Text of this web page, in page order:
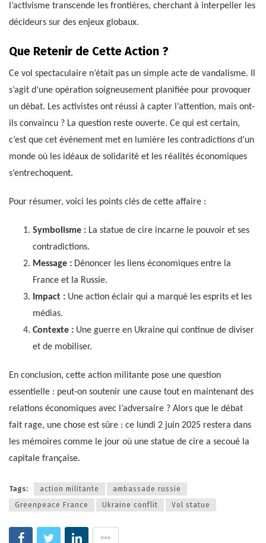
l’activisme transcende les frontières, cherchant à interpeller les
décideurs sur des enjeux globaux.
Que Retenir de Cette Action ?
Ce vol spectaculaire n’était pas un simple acte de vandalisme. Il
s’agit d’une opération soigneusement planifiée pour provoquer
un débat. Les activistes ont réussi à capter l’attention, mais ont-
ils convaincu ? La question reste ouverte. Ce qui est certain,
c’est que cet événement met en lumière les contradictions d’un
monde où les idéaux de solidarité et les réalités économiques
s’entrechoquent.
Pour résumer, voici les points clés de cette affaire :
Symbolisme : La statue de cire incarne le pouvoir et ses
contradictions.
Message : Dénoncer les liens économiques entre la
France et la Russie.
Impact : Une action éclair qui a marqué les esprits et les
médias.
Contexte : Une guerre en Ukraine qui continue de diviser
et de mobiliser.
En conclusion, cette action militante pose une question
essentielle : peut-on soutenir une cause tout en maintenant des
relations économiques avec l’adversaire ? Alors que le débat
fait rage, une chose est sûre : ce lundi 2 juin 2025 restera dans
les mémoires comme le jour où une statue de cire a secoué la
capitale française.
Tags: action militante
ambassade russie
Greenpeace France
Ukraine conflit Vol statue